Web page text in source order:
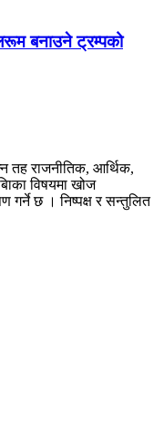
बनाउने ट्रम्पको
तह राजनीतिक, आर्थिक,
विषयमा खोज
छ । निष्पक्ष र सन्तुलित